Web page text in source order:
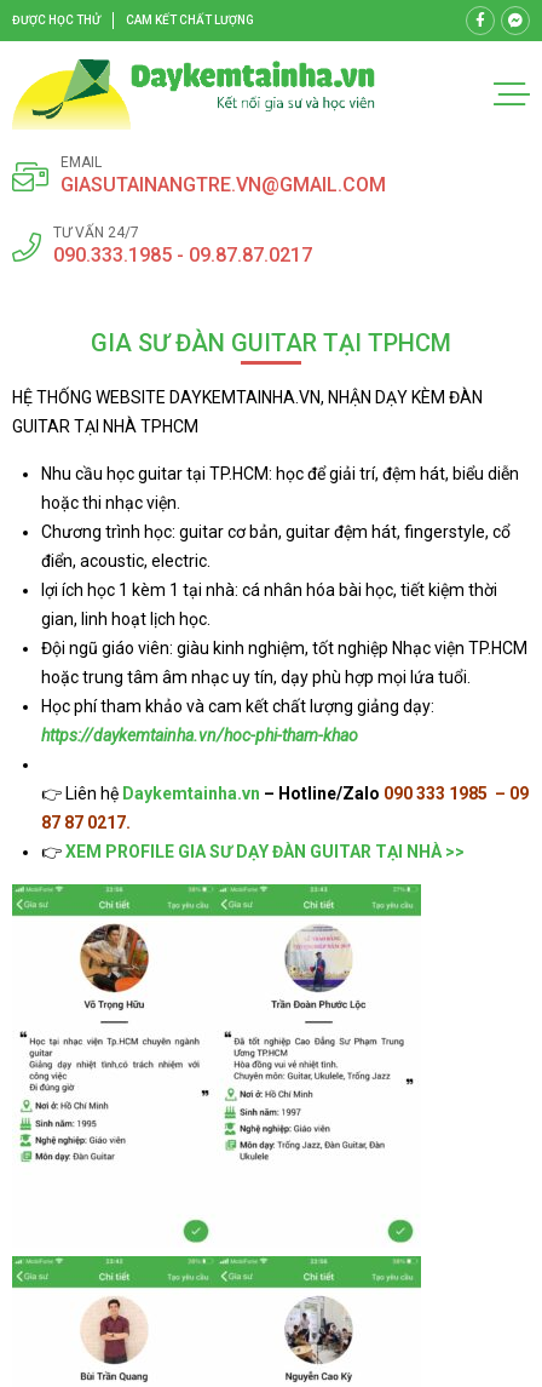
ĐƯỢC HỌC THỬ CAM KẾT CHẤT LƯỢNG
EMAIL
GIASUTAINANGTRE.VN@GMAIL.COM
TƯ VẤN 24/7
090.333.1985 - 09.87.87.0217
GIA SƯ ĐÀN GUITAR TẠI TPHCM
HỆ THỐNG WEBSITE DAYKEMTAINHA.VN, NHẬN DẠY KÈM ĐÀN
GUITAR TẠI NHÀ TPHCM
Nhu cầu học guitar tại TP.HCM: học để giải trí, đệm hát, biểu diễn
hoặc thi nhạc viện.
Chương trình học: guitar cơ bản, guitar đệm hát, fingerstyle, cổ
điển, acoustic, electric.
lợi ích học 1 kèm 1 tại nhà: cá nhân hóa bài học, tiết kiệm thời
gian, linh hoạt lịch học.
Đội ngũ giáo viên: giàu kinh nghiệm, tốt nghiệp Nhạc viện TP.HCM
hoặc trung tâm âm nhạc uy tín, dạy phù hợp mọi lứa tuổi.
Học phí tham khảo và cam kết chất lượng giảng dạy:
https://daykemtainha.vn/hoc-phi-tham-khao
👉 Liên hệ Daykemtainha.vn – Hotline/Zalo 090 333 1985 – 09
87 87 0217.
👉XEM PROFILE GIA SƯ DẠY ĐÀN GUITAR TẠI NHÀ >>